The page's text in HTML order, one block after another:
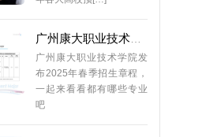
广州康大职业技术学院发
布2025年春季招生章程，
一起来看看都有哪些专业
吧